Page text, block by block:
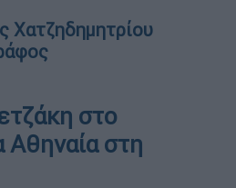
Χατζηδημητρίου
στο
στη